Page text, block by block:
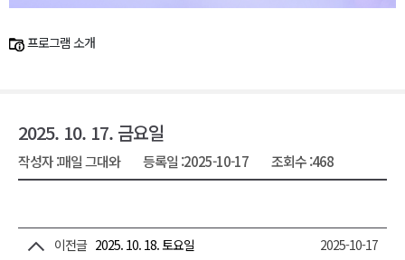
프로그램 소개
2025. 10. 17. 금요일
작성자 :매일 그대와 등록일 :2025-10-17 조회수 :468
이전글 2025. 10. 18. 토요일 2025-10-17